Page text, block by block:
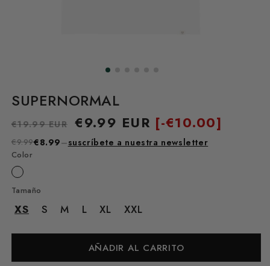
SUPERNORMAL
Precio
€19.99 EUR
Precio
oferta
€9.99 EUR [-€10.00]
€9.99€8.99–suscríbete a nuestra newsletter
Tamaño
XS S M L XL XXL
Color
AÑADIR AL CARRITO